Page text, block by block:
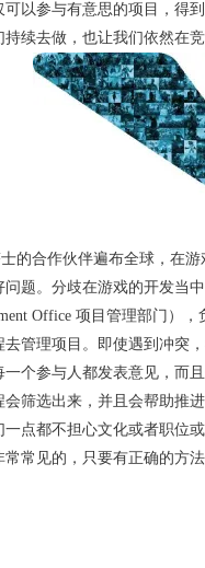
以参与有意思的项目，得
续去做，也让我们依然在
的合作伙伴遍布全球，在
问题。分歧在游戏的开发当
Office 项目管理部门）
管理项目。即使遇到冲突
个参与人都发表意见，而
筛选出来，并且会帮助推
点都不担心文化或者职位
常见的，只要有正确的方